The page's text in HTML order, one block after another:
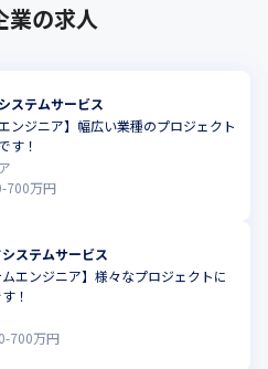
業の求人
ステムサービス
ンジニア】幅広い業種のプロジェクト
す！
-700万円
ステムサービス
ムエンジニア】様々なプロジェクトに
！
-700万円